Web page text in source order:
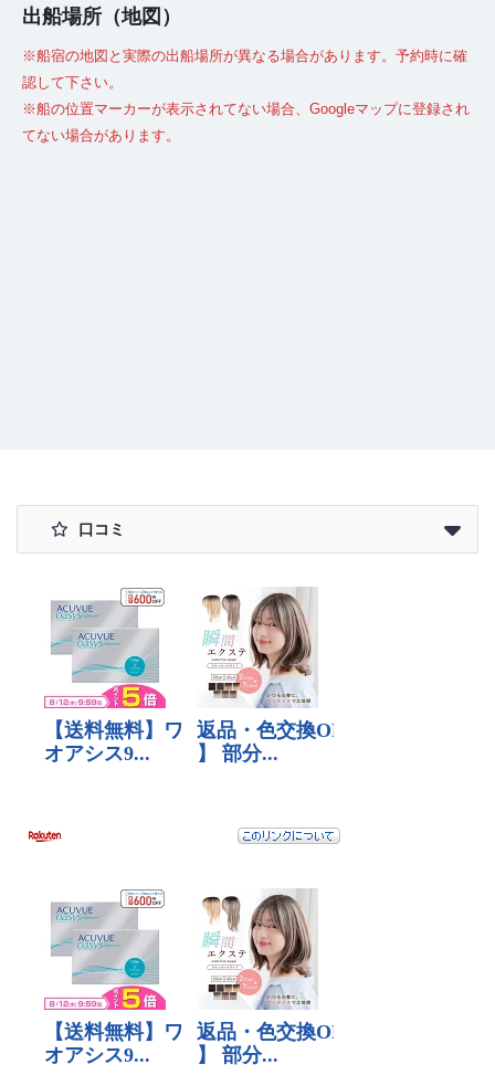
出船場所（地図）
※船宿の地図と実際の出船場所が異なる場合があります。予約時に確
認して下さい。
※船の位置マーカーが表示されてない場合、Googleマップに登録され
てない場合があります。
口コミ